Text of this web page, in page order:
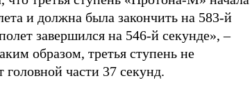
и должна была закончить на 583-й
завершился на 546-й секунде»,–
образом, третья ступень не
головной части 37 секунд.